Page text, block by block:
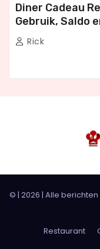
Diner Cadeau
Gebruik, Saldo
Rick
© | 2026 | Alle berichten
Restaurant